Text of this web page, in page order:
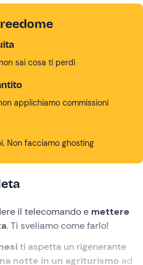
sai cosa ti perdi
applichiamo commissioni
Non facciamo ghosting
il telecomando e mettere
. Ti sveliamo come farlo!
ti aspetta un rigenerante
notte in un agriturismo ad